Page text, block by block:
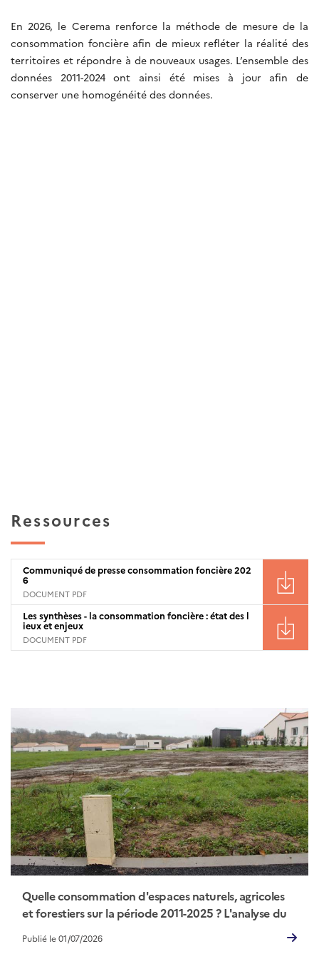
En 2026, le Cerema renforce la méthode de mesure de la
consommation foncière afin de mieux refléter la réalité des
territoires et répondre à de nouveaux usages. L’ensemble des
données 2011-2024 ont ainsi été mises à jour afin de
conserver une homogénéité des données.
Ressources
Communiqué de presse consommation foncière 202
6
DOCUMENT PDF
Les synthèses - la consommation foncière : état des l
ieux et enjeux
DOCUMENT PDF
Quelle consommation d'espaces naturels, agricoles
et forestiers sur la période 2011-2025 ? L'analyse du
Publié le 01/07/2026